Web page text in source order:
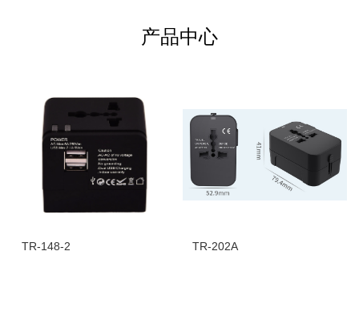
产品中心
TR-148-2 TR-202A